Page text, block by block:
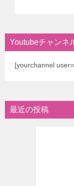
Youtubeチャンネ
[yourchannel
最近の投稿